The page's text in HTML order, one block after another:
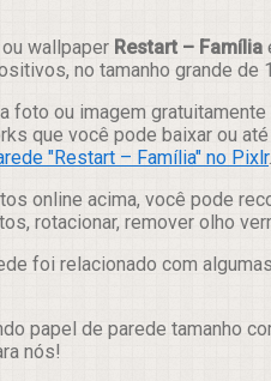
wallpaper Restart – Família
no tamanho grande de
foto ou imagem
que você pode baixar ou
"Restart – Família" no Pixlr.
online acima, você pode
rotacionar, remover olho
foi relacionado com
papel de parede tamanho
nós!